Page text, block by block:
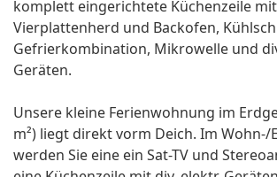
komplett eingerichtete Küchenzeile
Vierplattenherd und Backofen,
Gefrierkombination, Mikrowelle und
Geräten.
Unsere kleine Ferienwohnung im
m²) liegt direkt vorm Deich. Im Wohn-/
werden Sie eine ein Sat-TV und